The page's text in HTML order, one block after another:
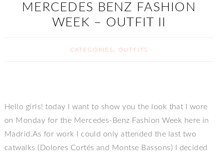
MERCEDES BENZ FASHION
WEEK – OUTFIT II
CATEGORIES OUTFITS
Hello girls! today I want to show you the look that I wore
on Monday for the Mercedes-Benz Fashion Week here in
Madrid.As for work I could only attended the last two
catwalks (Dolores Cortés and Montse Bassons) I decided